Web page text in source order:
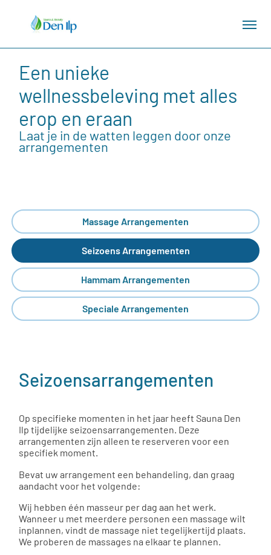
Een unieke
wellnessbeleving met alles
erop en eraan
Laat je in de watten leggen door onze
arrangementen
Massage Arrangementen
Seizoens Arrangementen
Hammam Arrangementen
Speciale Arrangementen
Seizoensarrangementen
Op specifieke momenten in het jaar heeft Sauna Den
Ilp tijdelijke seizoensarrangementen. Deze
arrangementen zijn alleen te reserveren voor een
specifiek moment.
Bevat uw arrangement een behandeling, dan graag
aandacht voor het volgende:
Wij hebben één masseur per dag aan het werk.
Wanneer u met meerdere personen een massage wilt
inplannen, vindt de massage niet tegelijkertijd plaats.
We proberen de massages na elkaar te plannen.